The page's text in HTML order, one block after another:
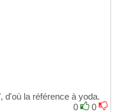
d'où la référence à yoda.
0
0